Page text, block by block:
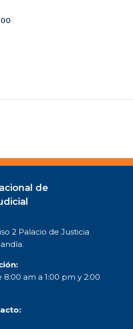
de
2 Palacio de Justicia
8:00 am a 1:00 pm y 2:00